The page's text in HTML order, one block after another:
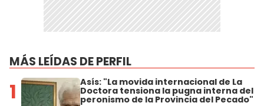
MÁS LEÍDAS DE PERFIL
1 Asís: "La movida internacional de La
Doctora tensiona la pugna interna del
peronismo de la Provincia del Pecado"